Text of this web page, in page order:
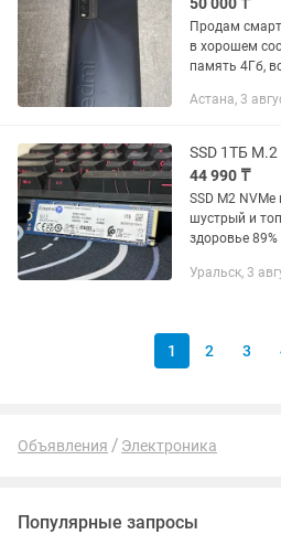
Продам
в хорошем
память 4Гб,
2,4ГГц,
Астана, 3
44 990 ₸
SSD M2
шустрый и
здоровье 89% intel core i3 i5 i7 i9 amd
5600x 5600g
Уральск, 3
1 2 3
Объявления Электроника
Популярные запросы